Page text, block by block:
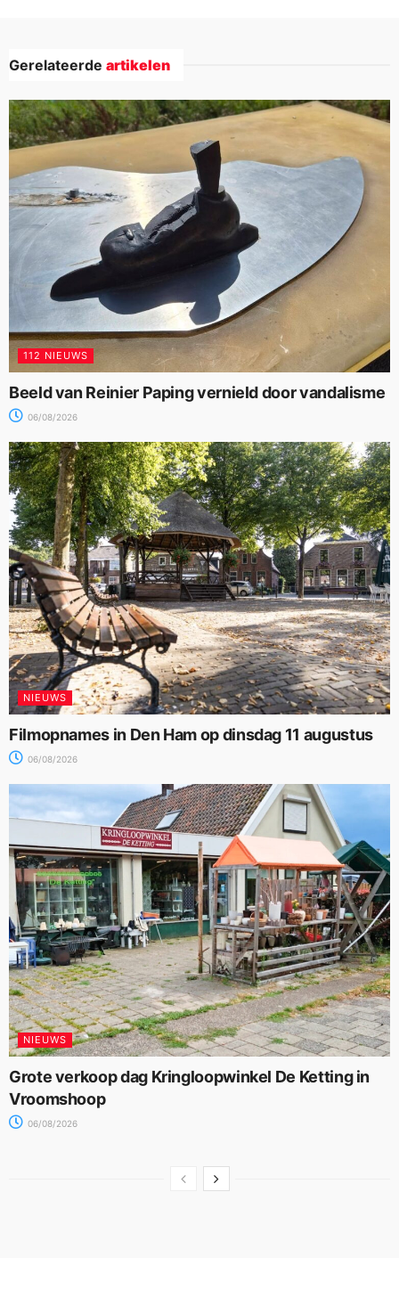
Gerelateerde artikelen
112 NIEUWS
Beeld van Reinier Paping vernield door vandalisme
06/08/2026
NIEUWS
Filmopnames in Den Ham op dinsdag 11 augustus
06/08/2026
NIEUWS
Grote verkoop dag Kringloopwinkel De Ketting in
Vroomshoop
06/08/2026